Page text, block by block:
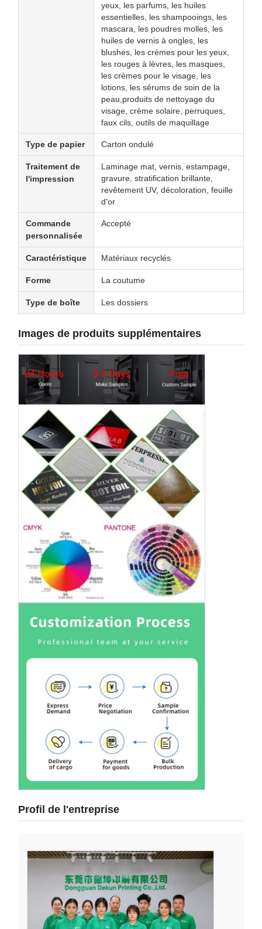
yeux, les parfums, les huiles
essentielles, les shampooings, les
mascara, les poudres molles, les
huiles de vernis à ongles, les
blushes, les crèmes pour les yeux,
les rouges à lèvres, les masques,
les crèmes pour le visage, les
lotions, les sérums de soin de la
peau,produits de nettoyage du
visage, crème solaire, perruques,
faux cils, outils de maquillage
Type de papier Carton ondulé
Traitement de
l'impression
Laminage mat, vernis, estampage,
gravure, stratification brillante,
revêtement UV, décoloration, feuille
d'or
Commande
personnalisée
Accepté
Caractéristique Matériaux recyclés
Forme La coutume
Type de boîte Les dossiers
Images de produits supplémentaires
Profil de l'entreprise